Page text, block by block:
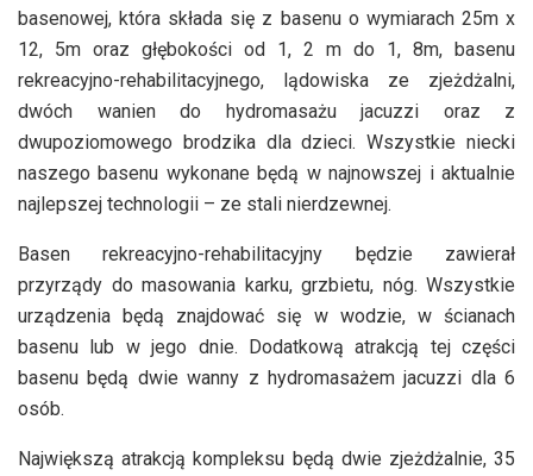
basenowej, która składa się z basenu o wymiarach 25m x
12, 5m oraz głębokości od 1, 2 m do 1, 8m, basenu
rekreacyjno-rehabilitacyjnego, lądowiska ze zjeżdżalni,
dwóch wanien do hydromasażu jacuzzi oraz z
dwupoziomowego brodzika dla dzieci. Wszystkie niecki
naszego basenu wykonane będą w najnowszej i aktualnie
najlepszej technologii – ze stali nierdzewnej.
Basen rekreacyjno-rehabilitacyjny będzie zawierał
przyrządy do masowania karku, grzbietu, nóg. Wszystkie
urządzenia będą znajdować się w wodzie, w ścianach
basenu lub w jego dnie. Dodatkową atrakcją tej części
basenu będą dwie wanny z hydromasażem jacuzzi dla 6
osób.
Największą atrakcją kompleksu będą dwie zjeżdżalnie, 35